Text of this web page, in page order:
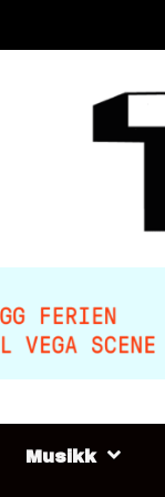
Musikk